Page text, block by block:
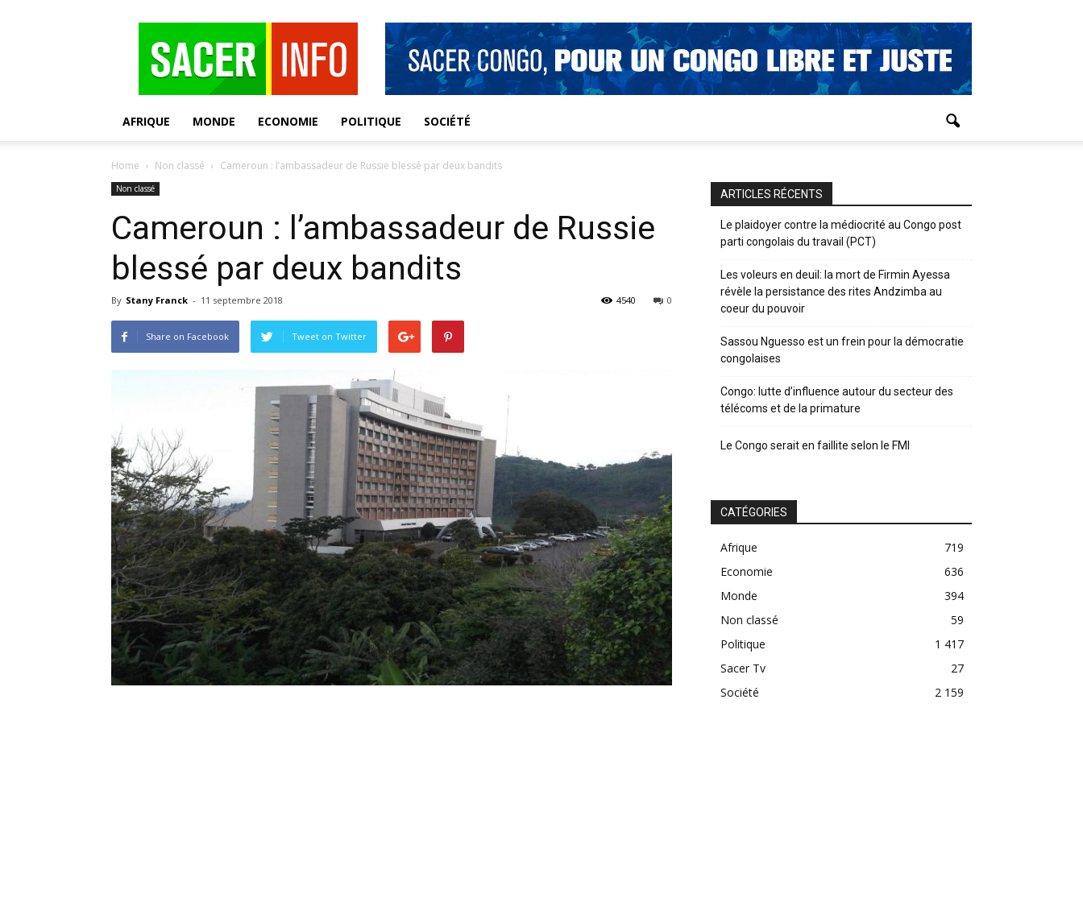
AFRIQUE MONDE ECONOMIE POLITIQUE SOCIÉTÉ
Home Non classé Cameroun : l’ambassadeur de Russie blessé par deux bandits
Non classé
Cameroun : l’ambassadeur de Russie
blessé par deux bandits
By Stany Franck - 11 septembre 2018 0
4540
Share on Facebook Tweet on Twitter
ARTICLES RÉCENTS
Le plaidoyer contre la médiocrité au Congo post
parti congolais du travail (PCT)
Les voleurs en deuil: la mort de Firmin Ayessa
révèle la persistance des rites Andzimba au
coeur du pouvoir
Sassou Nguesso est un frein pour la démocratie
congolaises
Congo: lutte d’influence autour du secteur des
télécoms et de la primature
Le Congo serait en faillite selon le FMI
CATÉGORIES
Afrique
719
Economie
636
Monde
394
Non classé
59
Politique
1 417
Sacer Tv
27
Société
2 159